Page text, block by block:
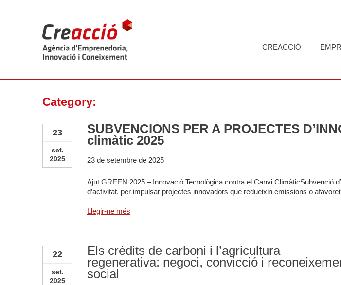
CREACCIÓ
Category:
23
set.
2025
SUBVENCIONS PER A PROJECTES
climàtic 2025
23 de setembre de 2025
Ajut GREEN 2025 – Innovació Tecnològica contra el Canvi ClimàticSubvenció
d’activitat, per impulsar projectes innovadors que redueixin emissions o
Llegir-ne més
22
set.
2025
Els crèdits de carboni i l’agricultura
regenerativa: negoci, convicció i
social